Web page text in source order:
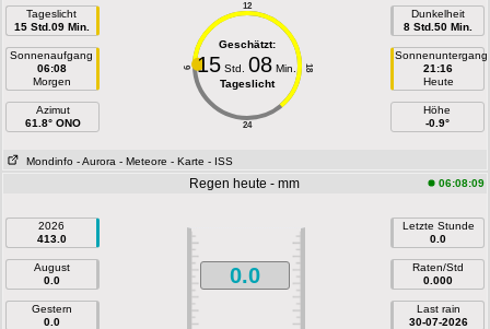
Tageslicht
15 Std.09 Min.
Sonnenaufgang
06:08
Morgen
Azimut
61.8° ONO
12
24
6 18
Geschätzt:
15 Std.08 Min.
Tageslicht
Dunkelheit
8 Std.50 Min.
Sonnenuntergang
21:16
Heute
Höhe
-0.9°
Mondinfo - Aurora - Meteore - Karte - ISS
Regen heute - mm 06:08:09
2026
413.0
August
0.0
Gestern
0.0
0.0
Letzte Stunde
0.0
Raten/Std
0.000
Last rain
30-07-2026